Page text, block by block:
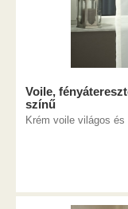
Voile,
színű
Krém voile világos